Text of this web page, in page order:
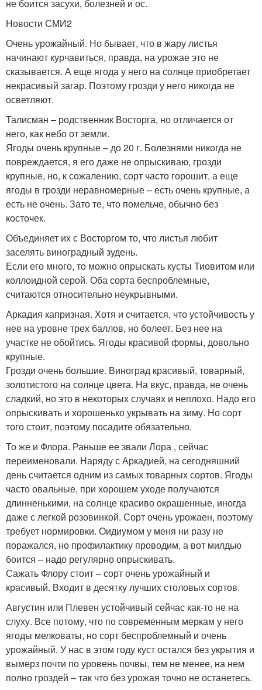
не боится засухи, болезней и ос.
Новости СМИ2
Очень урожайный. Но бывает, что в жару листья
начинают курчавиться, правда, на урожае это не
сказывается. А еще ягода у него на солнце приобретает
некрасивый загар. Поэтому грозди у него никогда не
осветляют.
Талисман – родственник Восторга, но отличается от
него, как небо от земли.
Ягоды очень крупные – до 20 г. Болезнями никогда не
повреждается, я его даже не опрыскиваю, грозди
крупные, но, к сожалению, сорт часто горошит, а еще
ягоды в грозди неравномерные – есть очень крупные, а
есть не очень. Зато те, что помельче, обычно без
косточек.
Объединяет их с Восторгом то, что листья любит
заселять виноградный зудень.
Если его много, то можно опрыскать кусты Тиовитом или
коллоидной серой. Оба сорта беспроблемные,
считаются относительно неукрывными.
Аркадия капризная. Хотя и считается, что устойчивость у
нее на уровне трех баллов, но болеет. Без нее на
участке не обойтись. Ягоды красивой формы, довольно
крупные.
Грозди очень большие. Виноград красивый, товарный,
золотистого на солнце цвета. На вкус, правда, не очень
сладкий, но это в некоторых случаях и неплохо. Надо его
опрыскивать и хорошенько укрывать на зиму. Но сорт
того стоит, поэтому посадите обязательно.
То же и Флора. Раньше ее звали Лора , сейчас
переименовали. Наряду с Аркадией, на сегодняшний
день считается одним из самых товарных сортов. Ягоды
часто овальные, при хорошем уходе получаются
длинненькими, на солнце красиво окрашенные, иногда
даже с легкой розовинкой. Сорт очень урожаен, поэтому
требует нормировки. Оидиумом у меня ни разу не
поражался, но профилактику проводим, а вот милдью
боится – надо регулярно опрыскивать.
Сажать Флору стоит – сорт очень урожайный и
красивый. Входит в десятку лучших столовых сортов.
Августин или Плевен устойчивый сейчас как-то не на
слуху. Все потому, что по современным меркам у него
ягоды мелковаты, но сорт беспроблемный и очень
урожайный. У нас в этом году куст остался без укрытия и
вымерз почти по уровень почвы, тем не менее, на нем
полно гроздей – так что без урожая точно не останетесь.